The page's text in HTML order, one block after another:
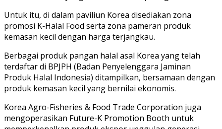
Untuk itu, di dalam paviliun Korea disediakan zona
promosi K-Halal Food serta zona pameran produk
kemasan kecil dengan harga terjangkau.
Berbagai produk pangan halal asal Korea yang telah
terdaftar di BPJPH (Badan Penyelenggara Jaminan
Produk Halal Indonesia) ditampilkan, bersamaan dengan
produk kemasan kecil yang bernilai ekonomis.
Korea Agro-Fisheries & Food Trade Corporation juga
mengoperasikan Future-K Promotion Booth untuk